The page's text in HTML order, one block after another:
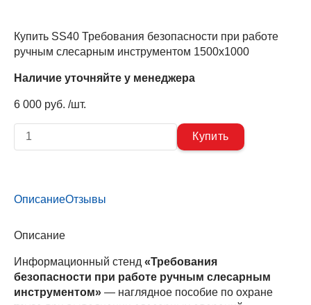
Купить SS40 Требования безопасности при работе
ручным слесарным инструментом 1500х1000
Наличие уточняйте у менеджера
6 000 руб. /шт.
ОписаниеОтзывы
Описание
Информационный стенд «Требования
безопасности при работе ручным слесарным
инструментом» — наглядное пособие по охране